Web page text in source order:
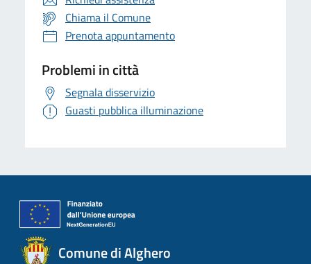
Chiama il Comune
Prenota appuntamento
Problemi in città
Segnala disservizio
Guasti pubblica illuminazione
Comune di Alghero